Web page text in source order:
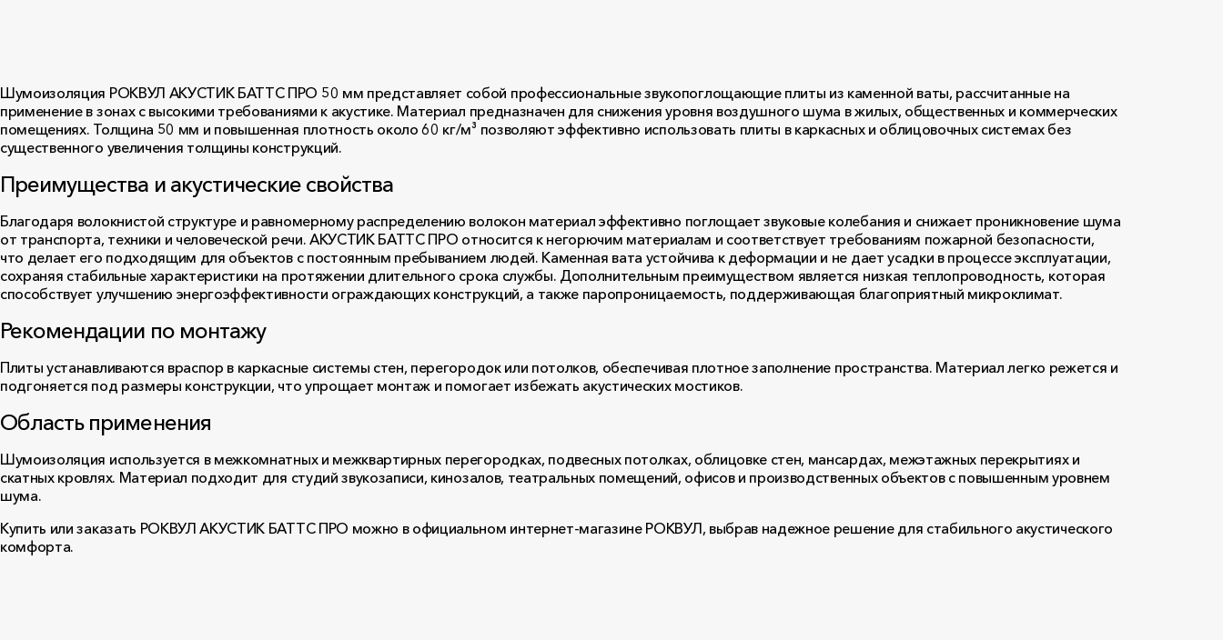
Шумоизоляция РОКВУЛ АКУСТИК БАТТС ПРО 50 мм представляет собой профессиональные звукопоглощающие плиты из каменной ваты, рассчитанные на
применение в зонах с высокими требованиями к акустике. Материал предназначен для снижения уровня воздушного шума в жилых, общественных и коммерческих
помещениях. Толщина 50 мм и повышенная плотность около 60 кг/м³ позволяют эффективно использовать плиты в каркасных и облицовочных системах без
существенного увеличения толщины конструкций.
Преимущества и акустические свойства
Благодаря волокнистой структуре и равномерному распределению волокон материал эффективно поглощает звуковые колебания и снижает проникновение шума
от транспорта, техники и человеческой речи. АКУСТИК БАТТС ПРО относится к негорючим материалам и соответствует требованиям пожарной безопасности,
что делает его подходящим для объектов с постоянным пребыванием людей. Каменная вата устойчива к деформации и не дает усадки в процессе эксплуатации,
сохраняя стабильные характеристики на протяжении длительного срока службы. Дополнительным преимуществом является низкая теплопроводность, которая
способствует улучшению энергоэффективности ограждающих конструкций, а также паропроницаемость, поддерживающая благоприятный микроклимат.
Рекомендации по монтажу
Плиты устанавливаются враспор в каркасные системы стен, перегородок или потолков, обеспечивая плотное заполнение пространства. Материал легко режется и
подгоняется под размеры конструкции, что упрощает монтаж и помогает избежать акустических мостиков.
Область применения
Шумоизоляция используется в межкомнатных и межквартирных перегородках, подвесных потолках, облицовке стен, мансардах, межэтажных перекрытиях и
скатных кровлях. Материал подходит для студий звукозаписи, кинозалов, театральных помещений, офисов и производственных объектов с повышенным уровнем
шума.
Купить или заказать РОКВУЛ АКУСТИК БАТТС ПРО можно в официальном интернет-магазине РОКВУЛ, выбрав надежное решение для стабильного акустического
комфорта.